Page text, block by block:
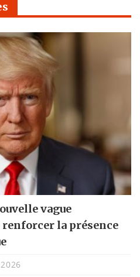
vague
renforcer la présence